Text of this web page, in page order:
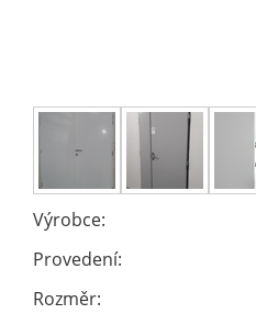
Výrobce:
Provedení:
Rozměr: